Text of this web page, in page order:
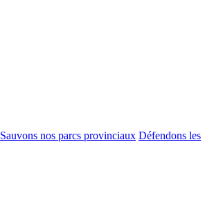
Sauvons nos parcs provinciaux Défendons les